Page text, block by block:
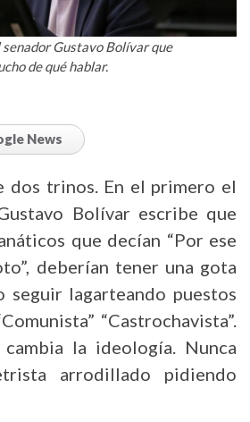
Gustavo Bolívar que
de qué hablar.
News
dos trinos. En el primero el
Bolívar escribe que
que decían “Por ese
deberían tener una gota
seguir lagarteando puestos
“Castrochavista”.
la ideología. Nunca
arrodillado pidiendo